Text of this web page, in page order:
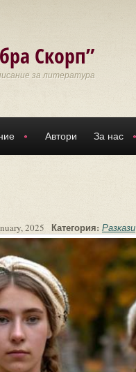
Скорп”
за литература
Автори За нас
2025 Категория: Разкази